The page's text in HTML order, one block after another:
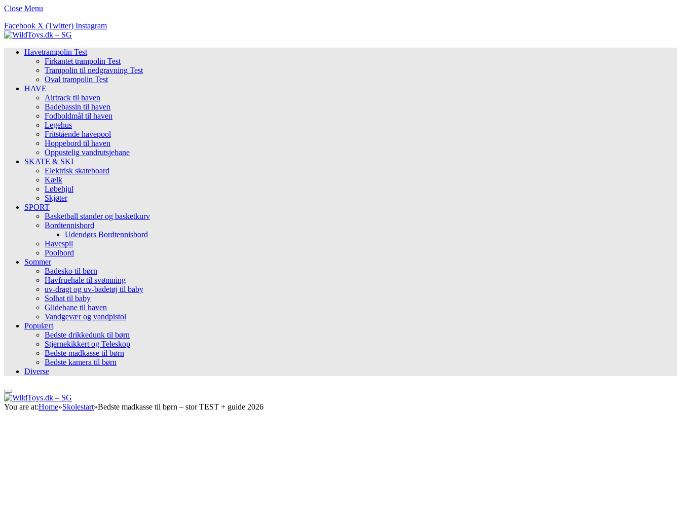
Close Menu
Facebook X (Twitter) Instagram
Havetrampolin Test
Firkantet trampolin Test
Trampolin til nedgravning Test
Oval trampolin Test
HAVE
Airtrack til haven
Badebassin til haven
Fodboldmål til haven
Legehus
Fritstående havepool
Hoppebord til haven
Oppustelig vandrutsjebane
SKATE & SKI
Elektrisk skateboard
Kælk
Løbehjul
Skjøter
SPORT
Basketball stander og basketkurv
Bordtennisbord
Udendørs Bordtennisbord
Havespil
Poolbord
Sommer
Badesko til børn
Havfruehale til svømning
uv-dragt og uv-badetøj til baby
Solhat til baby
Glidebane til haven
Vandgevær og vandpistol
Populært
Bedste drikkedunk til børn
Stjernekikkert og Teleskop
Bedste madkasse til børn
Bedste kamera til børn
Diverse
You are at:Home»Skolestart»Bedste madkasse til børn – stor TEST + guide 2026